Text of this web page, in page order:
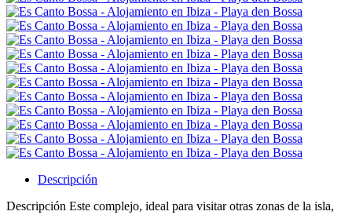
Descripción
Descripción Este complejo, ideal para visitar otras zonas de la isla,